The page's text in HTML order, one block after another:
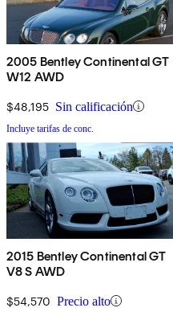
2005 Bentley Continental GT
W12 AWD
$48,195 Sin calificación
Incluye tarifas de conc.
2015 Bentley Continental GT
V8 S AWD
$54,570 Precio alto